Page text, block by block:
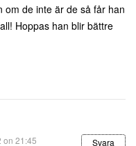
om de inte är de så får han
Hoppas han blir bättre
on 21:45 Svara